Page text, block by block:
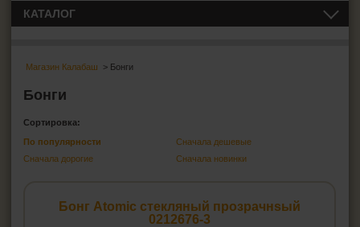
Магазин Калабаш > Бонги
Бонги
Сортировка:
По популярности
Сначала дешевые
Сначала дорогие
Сначала новинки
Бонг Atomic стекляный прозрачнsый
0212676-3
КАТАЛОГ
ЗАЖИГАЛКИ